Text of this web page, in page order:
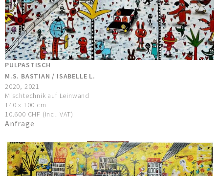
PULPASTISCH
M.S. BASTIAN / ISABELLE L.
2020, 2021
Mischtechnik auf Leinwand
140 x 100 cm
10.600 CHF (incl. VAT)
Anfrage